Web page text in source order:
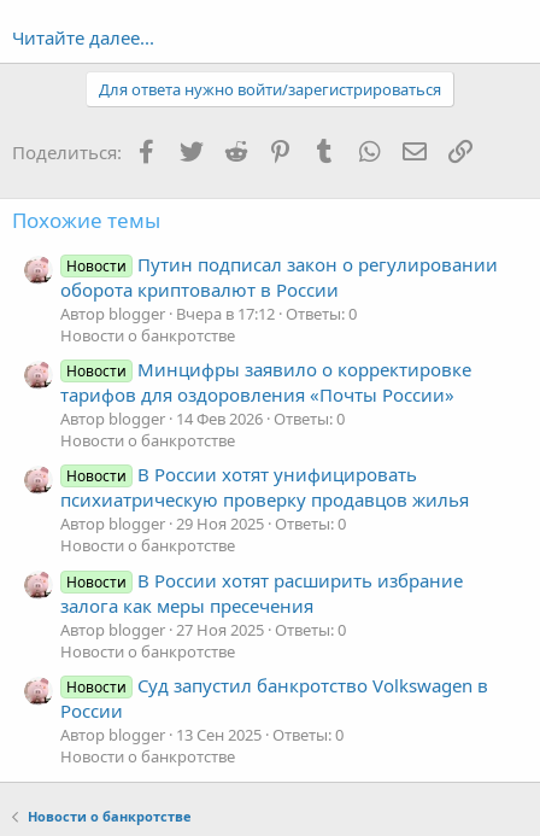
Читайте далее...
Для ответа нужно войти/зарегистрироваться
Поделиться: Facebook
TwitterReddit PinterestTumblr WhatsApp Ссылка
Похожие темы
Новости
Путин подписал закон о регулировании
оборота криптовалют в России
Автор blogger Вчера в 17:12 Ответы: 0
Новости о банкротстве
Новости
Минцифры заявило о корректировке
тарифов для оздоровления «Почты России»
Автор blogger 14 Фев 2026 Ответы: 0
Новости о банкротстве
Новости
В России хотят унифицировать
психиатрическую проверку продавцов жилья
Автор blogger 29 Ноя 2025 Ответы: 0
Новости о банкротстве
Новости
В России хотят расширить избрание
залога как меры пресечения
Автор blogger 27 Ноя 2025 Ответы: 0
Новости о банкротстве
Новости
Суд запустил банкротство Volkswagen в
России
Автор blogger 13 Сен 2025 Ответы: 0
Новости о банкротстве
Новости о банкротстве